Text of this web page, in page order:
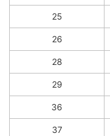
25
26
28
29
36
37